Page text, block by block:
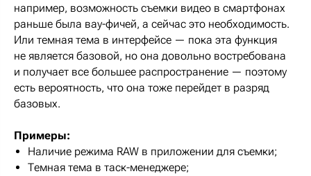
например, возможность съемки видео в смартфонах
раньше была вау-фичей, а сейчас это необходимость.
Или темная тема в интерфейсе — пока эта функция
не является базовой, но она довольно востребована
и получает все большее распространение — поэтому
есть вероятность, что она тоже перейдет в разряд
базовых.
Примеры:
Наличие режима RAW в приложении для съемки;
Темная тема в таск-менеджере;